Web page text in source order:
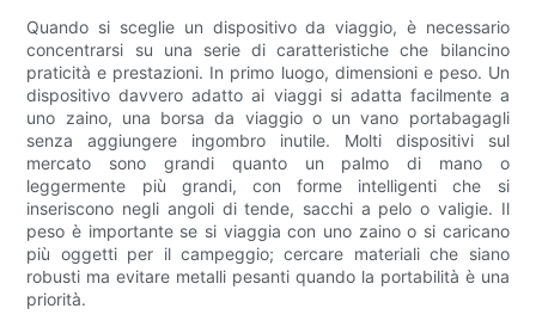
Quando si sceglie un dispositivo da viaggio, è necessario
concentrarsi su una serie di caratteristiche che bilancino
praticità e prestazioni. In primo luogo, dimensioni e peso. Un
dispositivo davvero adatto ai viaggi si adatta facilmente a
uno zaino, una borsa da viaggio o un vano portabagagli
senza aggiungere ingombro inutile. Molti dispositivi sul
mercato sono grandi quanto un palmo di mano o
leggermente più grandi, con forme intelligenti che si
inseriscono negli angoli di tende, sacchi a pelo o valigie. Il
peso è importante se si viaggia con uno zaino o si caricano
più oggetti per il campeggio; cercare materiali che siano
robusti ma evitare metalli pesanti quando la portabilità è una
priorità.